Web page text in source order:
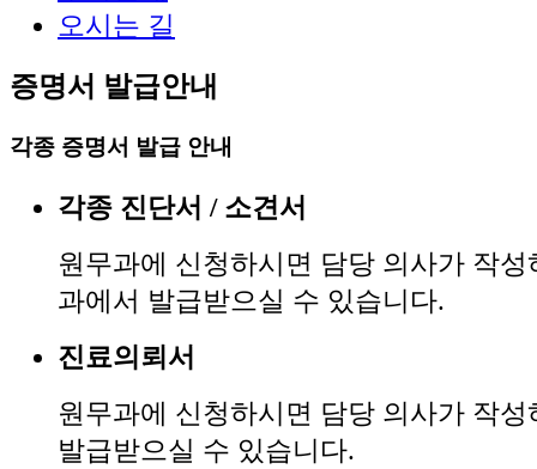
오시는 길
증명서 발급안내
각종 증명서 발급 안내
각종 진단서 / 소견서
원무과에 신청하시면 담당 의사가 작
과에서 발급받으실 수 있습니다.
진료의뢰서
원무과에 신청하시면 담당 의사가 작
발급받으실 수 있습니다.